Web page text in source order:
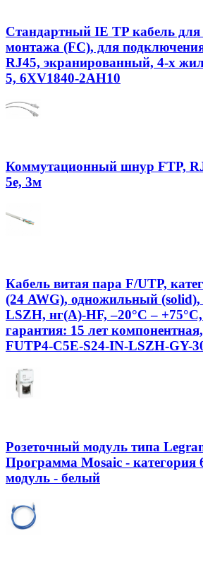
Стандартный IE TP кабель для
монтажа (FC), для
RJ45, экранированный, 4-х
5, 6XV1840-2AH10
Коммутационный шнур FTP,
5e, 3м
Кабель витая пара F/UTP,
(24 AWG), одножильный (solid),
LSZH, нг(А)-HF, –20°C –
гарантия: 15 лет
FUTP4-C5E-S24-IN-LSZH-GY-
Розеточный модуль типа
Программа Mosaic - категория
модуль - белый